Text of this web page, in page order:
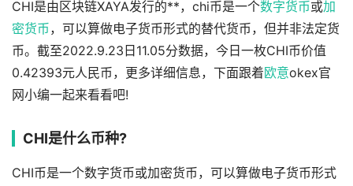
CHI是由区块链XAYA发行的**，chi币是一个数字货币或加
密货币，可以算做电子货币形式的替代货币，但并非法定货
币。截至2022.9.23日11.05分数据，今日一枚CHI币价值
0.42393元人民币，更多详细信息，下面跟着欧意okex官
网小编一起来看看吧!
CHI是什么币种?
CHI币是一个数字货币或加密货币，可以算做电子货币形式